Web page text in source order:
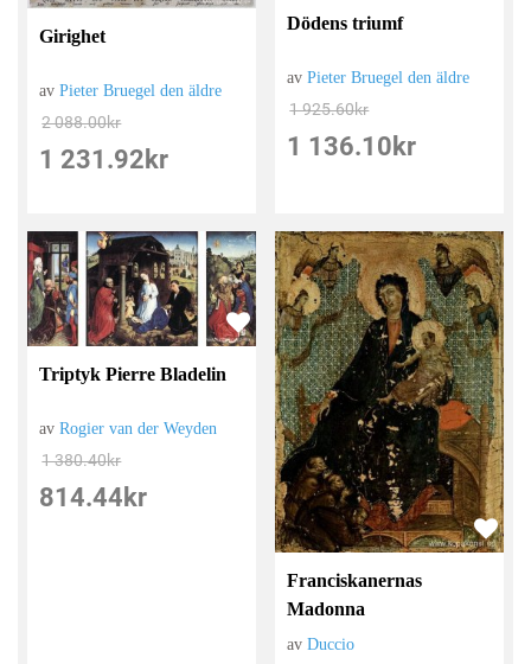
Girighet
avPieter Bruegel den äldre
2 088.00kr
1 231.92 kr
Dödens triumf
avPieter Bruegel den äldre
1 925.60kr
1 136.10 kr
Triptyk Pierre Bladelin
avRogier van der Weyden
1 380.40kr
814.44 kr
Franciskanernas
Madonna
avDuccio